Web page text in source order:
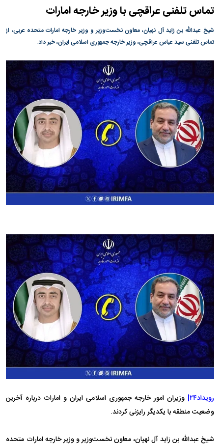
تماس تلفنی عراقچی با وزیر خارجه امارات
شیخ عبدالله بن زاید آل نهیان، معاون نخست‌وزیر و وزیر خارجه امارات متحده عربی، از
تماس تلفنی سید عباس عراقچی، وزیر خارجه جمهوری اسلامی ایران، خبر داد.
رویداد۲۴|
وزیران امور خارجه جمهوری اسلامی ایران و امارات درباره آخرین
وضعیت منطقه با یکدیگر رایزنی کردند.
شیخ عبدالله بن زاید آل نهیان، معاون نخست‌وزیر و وزیر خارجه امارات متحده